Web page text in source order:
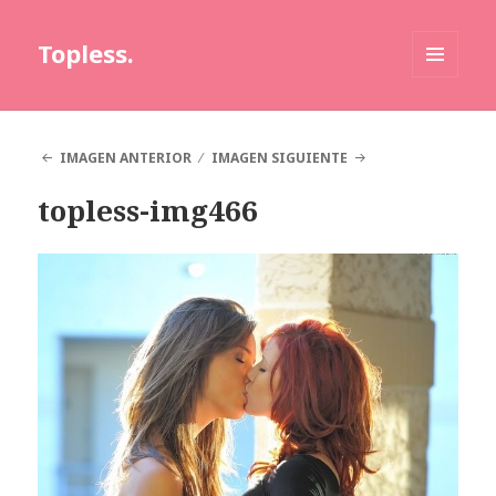
Topless.
IMAGEN ANTERIOR
IMAGEN SIGUIENTE
topless-img466